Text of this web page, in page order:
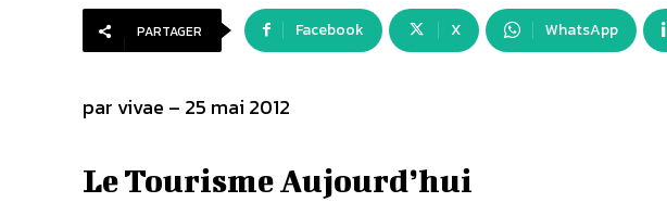
PARTAGER Facebook X WhatsApp
par vivae – 25 mai 2012
Le Tourisme Aujourd’hui